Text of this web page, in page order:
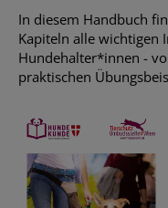
In diesem Handbuch
Kapiteln alle wichtigen
Hundehalter*innen -
praktischen